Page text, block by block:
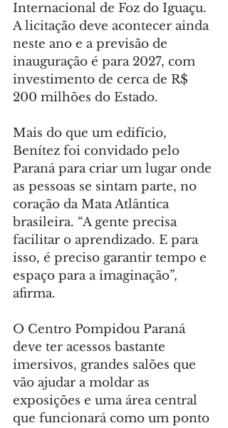
Internacional de Foz do Iguaçu.
A licitação deve acontecer ainda
neste ano e a previsão de
inauguração é para 2027, com
investimento de cerca de R$
200 milhões do Estado.
Mais do que um edifício,
Benítez foi convidado pelo
Paraná para criar um lugar onde
as pessoas se sintam parte, no
coração da Mata Atlântica
brasileira. “A gente precisa
facilitar o aprendizado. E para
isso, é preciso garantir tempo e
espaço para a imaginação”,
afirma.
O Centro Pompidou Paraná
deve ter acessos bastante
imersivos, grandes salões que
vão ajudar a moldar as
exposições e uma área central
que funcionará como um ponto